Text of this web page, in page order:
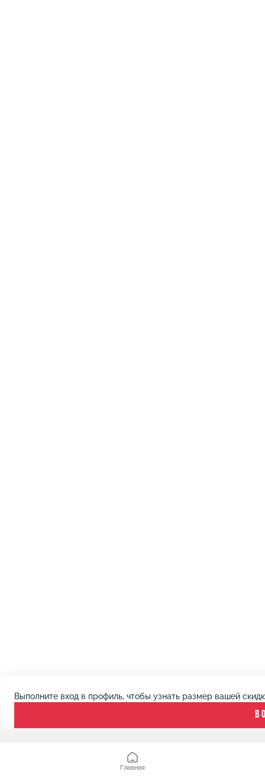
Выполните вход в профиль, чтобы узнать размер вашей
Главная